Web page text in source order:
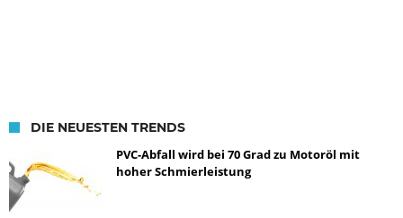
DIE NEUESTEN TRENDS
PVC-Abfall wird bei 70 Grad zu Motoröl mit
hoher Schmierleistung